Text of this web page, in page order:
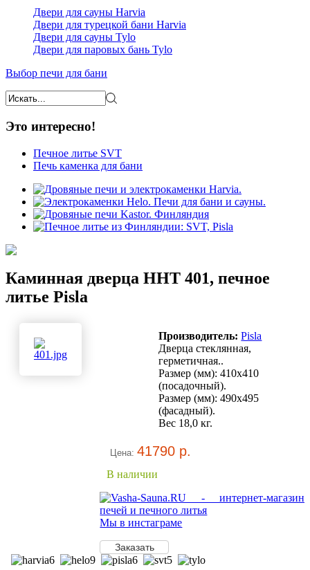
Двери для сауны Harvia
Двери для турецкой бани Harvia
Двери для сауны Tylo
Двери для паровых бань Tylo
Выбор печи для бани
Это интересно!
Печное литье SVT
Печь каменка для бани
Каминная дверца HHT 401, печное
литье Pisla
Производитель:Pisla
Дверца стеклянная,
герметичная..
Размер (мм): 410x410
(посадочный).
Размер (мм): 490x495
(фасадный).
Вес 18,0 кг.
Цена:41790 р.
В наличии
Мы в инстаграме